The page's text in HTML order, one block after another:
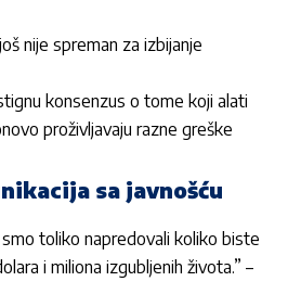
nije spreman za izbijanje
konsenzus o tome koji alati
proživljavaju razne greške
sa javnošću
toliko napredovali koliko biste
i miliona izgubljenih života.” –